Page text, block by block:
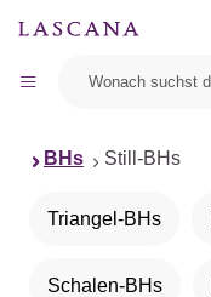
BHs Still-BHs
Triangel-BHs
Schalen-BHs